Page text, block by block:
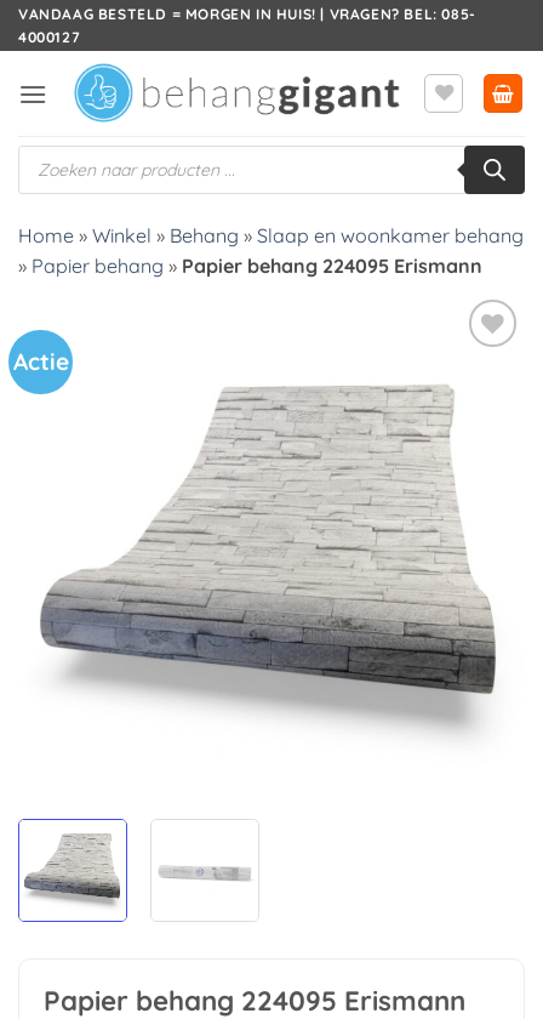
Ga
naar
VANDAAG BESTELD = MORGEN IN HUIS! | VRAGEN? BEL: 085-
4000127
Producten
zoeken
Home » Winkel » Behang » Slaap en woonkamer behang
» Papier behang » Papier behang 224095 Erismann
Actie
aan
verlanglijst
Papier behang 224095 Erismann